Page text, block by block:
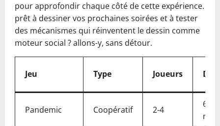
pour approfondir chaque côté de cette expérience.
prêt à dessiner vos prochaines soirées et à tester
des mécanismes qui réinventent le dessin comme
moteur social ? allons-y, sans détour.
Jeu Type Joueurs
Pandemic Coopératif 2-4
60
min